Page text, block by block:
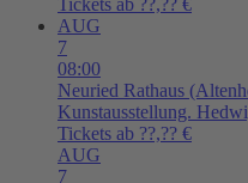
AUG
7
08:00
Neuried Rathaus
Kunstausstellung.
Tickets ab ??,?? €
AUG
7